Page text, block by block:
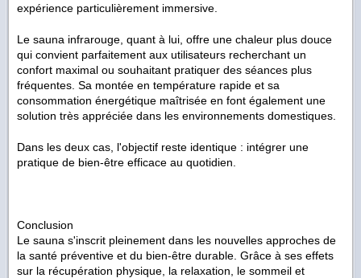
expérience particulièrement immersive.
Le sauna infrarouge, quant à lui, offre une chaleur plus douce
qui convient parfaitement aux utilisateurs recherchant un
confort maximal ou souhaitant pratiquer des séances plus
fréquentes. Sa montée en température rapide et sa
consommation énergétique maîtrisée en font également une
solution très appréciée dans les environnements domestiques.
Dans les deux cas, l'objectif reste identique : intégrer une
pratique de bien-être efficace au quotidien.
Conclusion
Le sauna s'inscrit pleinement dans les nouvelles approches de
la santé préventive et du bien-être durable. Grâce à ses effets
sur la récupération physique, la relaxation, le sommeil et